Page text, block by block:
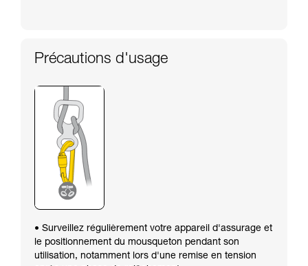
Précautions d'usage
• Surveillez régulièrement votre appareil d'assurage et
le positionnement du mousqueton pendant son
utilisation, notamment lors d'une remise en tension